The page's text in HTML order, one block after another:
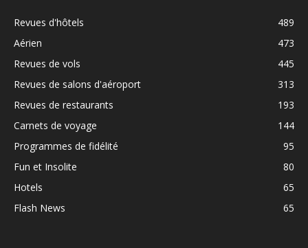
Revues d'hôtels
489
Aérien
473
Revues de vols
445
Revues de salons d'aéroport
313
Revues de restaurants
193
Carnets de voyage
144
Programmes de fidélité
95
Fun et Insolite
80
Hotels
65
Flash News
65